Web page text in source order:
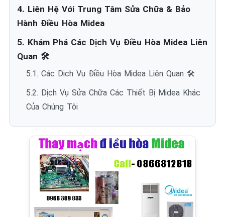
4. Liên Hệ Với Trung Tâm Sửa Chữa & Bảo
Hành Điều Hòa Midea
5. Khám Phá Các Dịch Vụ Điều Hòa Midea Liên
Quan 🛠️
5.1. Các Dịch Vụ Điều Hòa Midea Liên Quan 🛠️
5.2. Dịch Vụ Sửa Chữa Các Thiết Bị Midea Khác
Của Chúng Tôi